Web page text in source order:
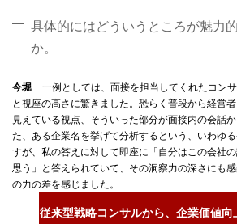
具体的にはどういうところが魅力
か。
今堀
一例としては、面接を担当してくれたコン
と視座の高さに驚きました。恐らく普段から経営
見えている視点、そういった部分が面接内の会話
た、ある企業名を挙げて分析するという、いわゆ
すが、私の答えに対して即座に「自分はこの会社
思う」と答えられていて、その洞察力の深さにも
の力の差を感じました。
従来型戦略コンサルから、企業価値向